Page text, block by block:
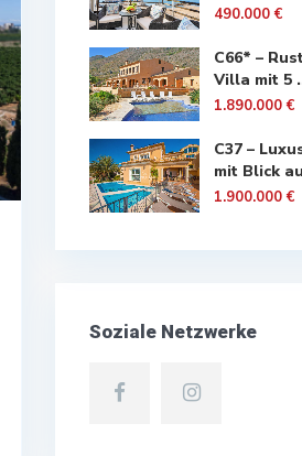
490.000 €
C66* –
Villa mit 5
1.890.000 €
C37 –
mit Blick
1.900.000 €
Soziale Netzwerke